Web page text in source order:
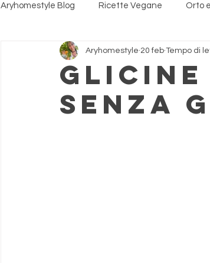
Aryhomestyle Blog Ricette Vegane Orto
Ricette per Animali Cosmetici Naturali
Glicine
senza
Aryhomestyle 20 feb Tempo di